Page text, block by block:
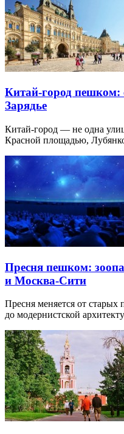
Китай-город
Зарядье
Китай-город — не одна
Красной площадью,
Пресня пешком:
и Москва-Сити
Пресня меняется от
до модернистской